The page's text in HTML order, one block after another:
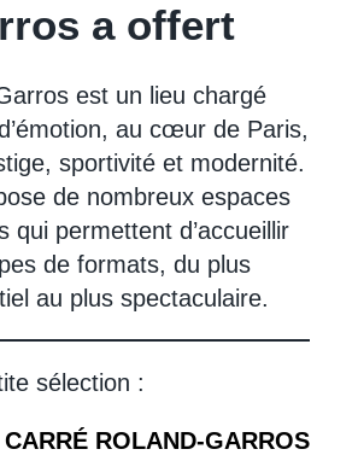
a offert
est un lieu chargé
au cœur de Paris,
sportivité et modernité.
de nombreux espaces
qui permettent d’accueillir
de formats, du plus
au plus spectaculaire.
sélection :
CARRÉ ROLAND-GARROS